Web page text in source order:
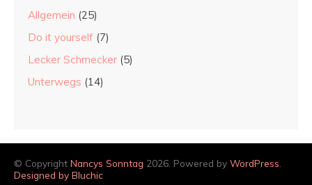
Allgemein (25)
Do it yourself (7)
Lecker Schmecker (5)
Unterwegs (14)
© Copyright Nancys Sonntag 2026. Powered by WordPress
Designed by Bluchic